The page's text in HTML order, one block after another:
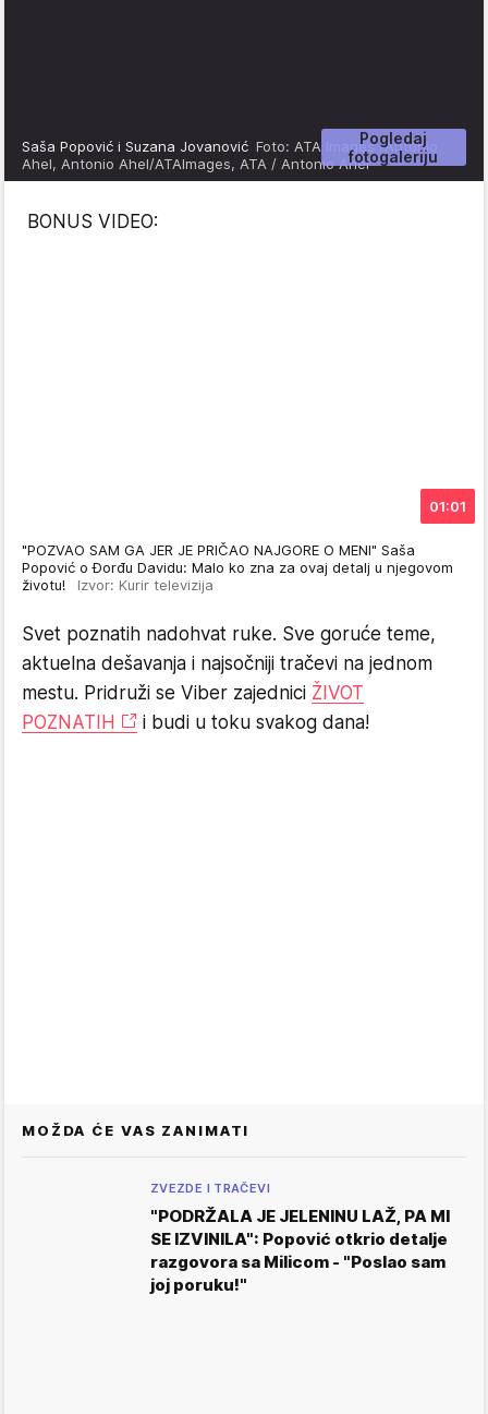
Pogledaj
fotogaleriju
Saša Popović i Suzana Jovanović Foto: ATA Images /Antonio
Ahel, Antonio Ahel/ATAImages, ATA / Antonio Ahel
BONUS VIDEO:
01:01
"POZVAO SAM GA JER JE PRIČAO NAJGORE O MENI" Saša
Popović o Đorđu Davidu: Malo ko zna za ovaj detalj u njegovom
životu! Izvor: Kurir televizija
Svet poznatih nadohvat ruke. Sve goruće teme,
aktuelna dešavanja i najsočniji tračevi na jednom
mestu. Pridruži se Viber zajednici ŽIVOT
POZNATIH
i budi u toku svakog dana!
MOŽDA ĆE VAS ZANIMATI
ZVEZDE I TRAČEVI
"PODRŽALA JE JELENINU LAŽ, PA MI
SE IZVINILA": Popović otkrio detalje
razgovora sa Milicom - "Poslao sam
joj poruku!"